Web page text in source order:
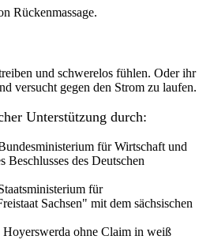
Rückenmassage.
und schwerelos fühlen. Oder ihr
versucht gegen den Strom zu laufen.
Unterstützung durch: